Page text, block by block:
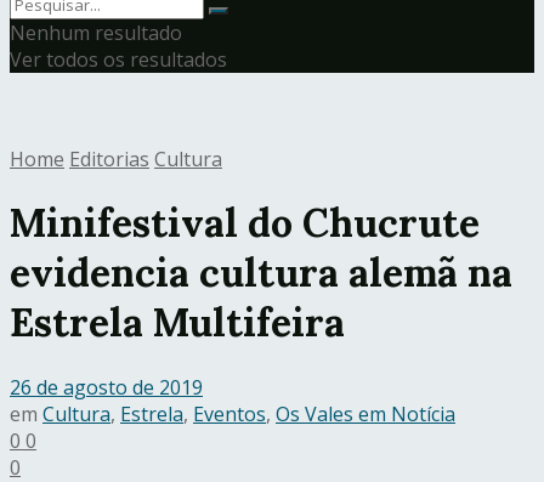
Nenhum resultado
Ver todos os resultados
Home Editorias Cultura
Minifestival do Chucrute
evidencia cultura alemã na
Estrela Multifeira
26 de agosto de 2019
em Cultura, Estrela, Eventos, Os Vales em Notícia
0 0
0